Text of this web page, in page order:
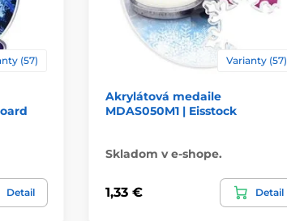
(57)
Detail
Varianty (57)
Akrylátová medaile
MDAS050M1 | Eisstock
Skladom v e-shope.
1,33 € Detail